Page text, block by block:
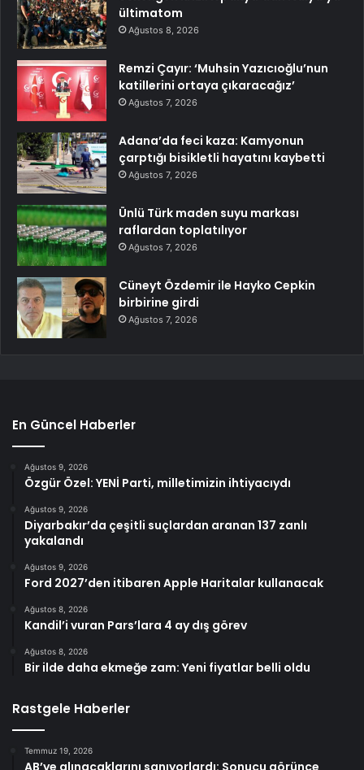
ültimatom
Ağustos 8, 2026
Remzi Çayır: ‘Muhsin Yazıcıoğlu’nun
katillerini ortaya çıkaracağız’
Ağustos 7, 2026
Adana’da feci kaza: Kamyonun
çarptığı bisikletli hayatını kaybetti
Ağustos 7, 2026
Ünlü Türk maden suyu markası
raflardan toplatılıyor
Ağustos 7, 2026
Cüneyt Özdemir ile Hayko Cepkin
birbirine girdi
Ağustos 7, 2026
En Güncel Haberler
Ağustos 9, 2026
Özgür Özel: YENİ Parti, milletimizin ihtiyacıydı
Ağustos 9, 2026
Diyarbakır’da çeşitli suçlardan aranan 137 zanlı
yakalandı
Ağustos 9, 2026
Ford 2027’den itibaren Apple Haritalar kullanacak
Ağustos 8, 2026
Kandil’i vuran Pars’lara 4 ay dış görev
Ağustos 8, 2026
Bir ilde daha ekmeğe zam: Yeni fiyatlar belli oldu
Rastgele Haberler
Temmuz 19, 2026